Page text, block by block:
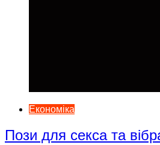
Економіка
Пози для секса та